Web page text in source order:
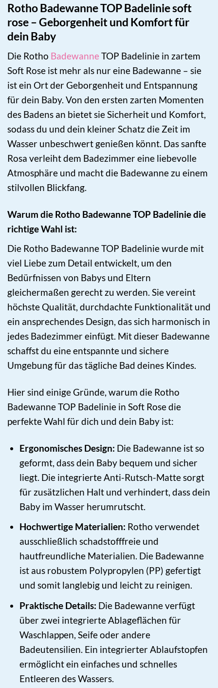
Rotho Badewanne TOP Badelinie soft
rose – Geborgenheit und Komfort für
dein Baby
Die Rotho Badewanne TOP Badelinie in zartem
Soft Rose ist mehr als nur eine Badewanne – sie
ist ein Ort der Geborgenheit und Entspannung
für dein Baby. Von den ersten zarten Momenten
des Badens an bietet sie Sicherheit und Komfort,
sodass du und dein kleiner Schatz die Zeit im
Wasser unbeschwert genießen könnt. Das sanfte
Rosa verleiht dem Badezimmer eine liebevolle
Atmosphäre und macht die Badewanne zu einem
stilvollen Blickfang.
Warum die Rotho Badewanne TOP Badelinie die
richtige Wahl ist:
Die Rotho Badewanne TOP Badelinie wurde mit
viel Liebe zum Detail entwickelt, um den
Bedürfnissen von Babys und Eltern
gleichermaßen gerecht zu werden. Sie vereint
höchste Qualität, durchdachte Funktionalität und
ein ansprechendes Design, das sich harmonisch in
jedes Badezimmer einfügt. Mit dieser Badewanne
schaffst du eine entspannte und sichere
Umgebung für das tägliche Bad deines Kindes.
Hier sind einige Gründe, warum die Rotho
Badewanne TOP Badelinie in Soft Rose die
perfekte Wahl für dich und dein Baby ist:
Ergonomisches Design: Die Badewanne ist so
geformt, dass dein Baby bequem und sicher
liegt. Die integrierte Anti-Rutsch-Matte sorgt
für zusätzlichen Halt und verhindert, dass dein
Baby im Wasser herumrutscht.
Hochwertige Materialien: Rotho verwendet
ausschließlich schadstofffreie und
hautfreundliche Materialien. Die Badewanne
ist aus robustem Polypropylen (PP) gefertigt
und somit langlebig und leicht zu reinigen.
Praktische Details: Die Badewanne verfügt
über zwei integrierte Ablageflächen für
Waschlappen, Seife oder andere
Badeutensilien. Ein integrierter Ablaufstopfen
ermöglicht ein einfaches und schnelles
Entleeren des Wassers.